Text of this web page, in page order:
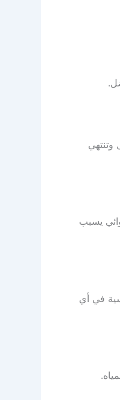
وتنتهي
يسبب
في أي